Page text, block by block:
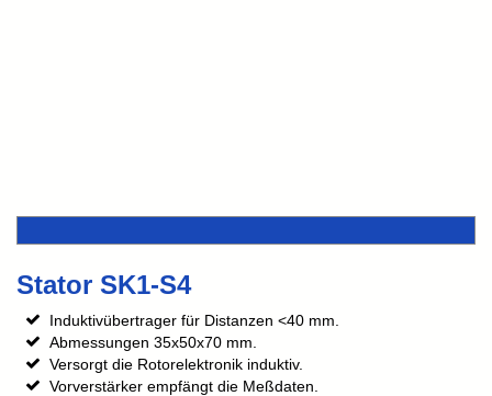
Stator SK1-S4
Induktivübertrager für Distanzen <40 mm.
Abmessungen 35x50x70 mm.
Versorgt die Rotorelektronik induktiv.
Vorverstärker empfängt die Meßdaten.